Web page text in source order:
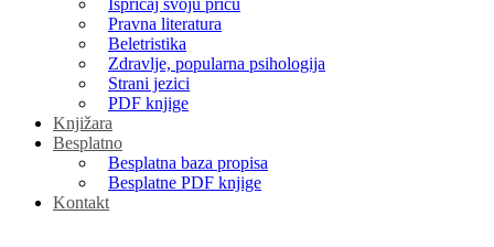
Pravna literatura
Beletristika
Zdravlje, popularna psihologija
Strani jezici
PDF knjige
Knjižara
Besplatno
Besplatna baza propisa
Besplatne PDF knjige
Kontakt